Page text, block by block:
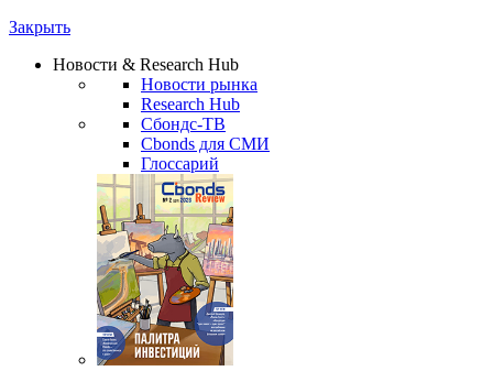
Закрыть
Новости & Research Hub
Новости рынка
Research Hub
Сбондс-ТВ
Cbonds для СМИ
Глоссарий